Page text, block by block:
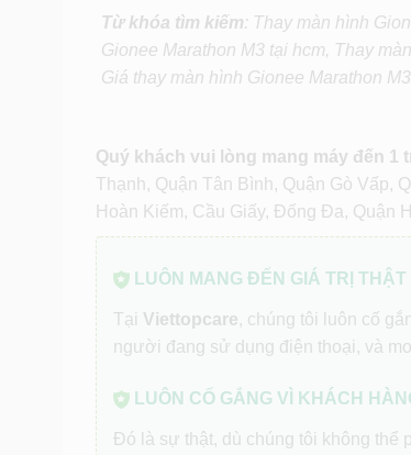
Từ khóa tìm kiếm: Thay màn hình
Gionee Marathon M3 tại hcm, Thay
Giá thay màn hình Gionee Marathon M3
Quý khách vui lòng mang máy đến 1
Thạnh, Quận Tân Bình, Quận Gò Vấp,
Hoàn Kiếm, Cầu Giấy, Đống Đa, Quận
LUÔN MANG ĐẾN GIÁ TRỊ THẬT
Tại Viettopcare, chúng tôi luôn cố
người đang sử dụng điện thoại, và
LUÔN CỐ GẮNG VÌ KHÁCH
Đó là sự thật, dù chúng tôi không thể